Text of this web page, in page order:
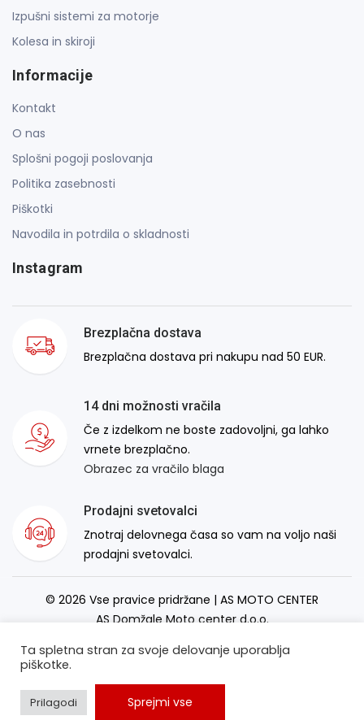
Izpušni sistemi za motorje
Kolesa in skiroji
Informacije
Kontakt
O nas
Splošni pogoji poslovanja
Politika zasebnosti
Piškotki
Navodila in potrdila o skladnosti
Instagram
Brezplačna dostava
Brezplačna dostava pri nakupu nad 50 EUR.
14 dni možnosti vračila
Če z izdelkom ne boste zadovoljni, ga lahko
vrnete brezplačno.
Obrazec za vračilo blaga
Prodajni svetovalci
Znotraj delovnega časa so vam na voljo naši
prodajni svetovalci.
© 2026 Vse pravice pridržane | AS MOTO CENTER
AS Domžale Moto center d.o.o.
Ta spletna stran za svoje delovanje uporablja
piškotke.
Prilagodi Sprejmi vse